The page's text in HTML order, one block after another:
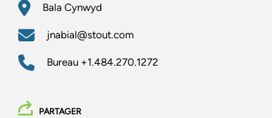
Bala Cynwyd
jnabial@stout.com
Bureau +1.484.270.1272
PARTAGER